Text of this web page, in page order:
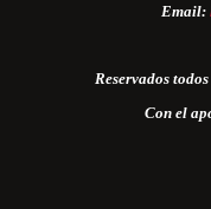
Email:
Reservados
Con el